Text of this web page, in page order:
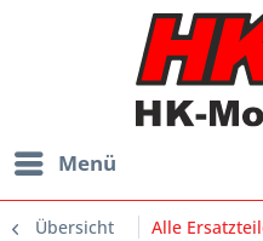
Menü
Übersicht Alle